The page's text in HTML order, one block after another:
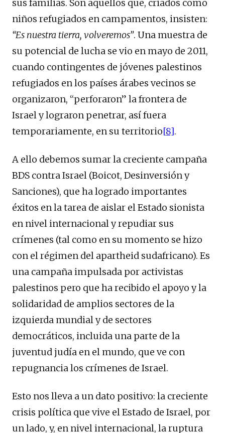
sus familias. Son aquellos que, criados como
niños refugiados en campamentos, insisten:
“Es nuestra tierra, volveremos”. Una muestra de
su potencial de lucha se vio en mayo de 2011,
cuando contingentes de jóvenes palestinos
refugiados en los países árabes vecinos se
organizaron, “perforaron” la frontera de
Israel y lograron penetrar, así fuera
temporariamente, en su territorio[8].
A ello debemos sumar la creciente campaña
BDS contra Israel (Boicot, Desinversión y
Sanciones), que ha logrado importantes
éxitos en la tarea de aislar el Estado sionista
en nivel internacional y repudiar sus
crímenes (tal como en su momento se hizo
con el régimen del apartheid sudafricano). Es
una campaña impulsada por activistas
palestinos pero que ha recibido el apoyo y la
solidaridad de amplios sectores de la
izquierda mundial y de sectores
democráticos, incluida una parte de la
juventud judía en el mundo, que ve con
repugnancia los crímenes de Israel.
Esto nos lleva a un dato positivo: la creciente
crisis política que vive el Estado de Israel, por
un lado, y, en nivel internacional, la ruptura